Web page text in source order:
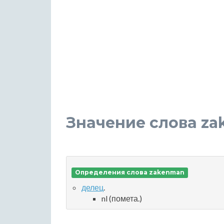
Значение слова
Определения слова zakenman
делец.
nl (помета.)